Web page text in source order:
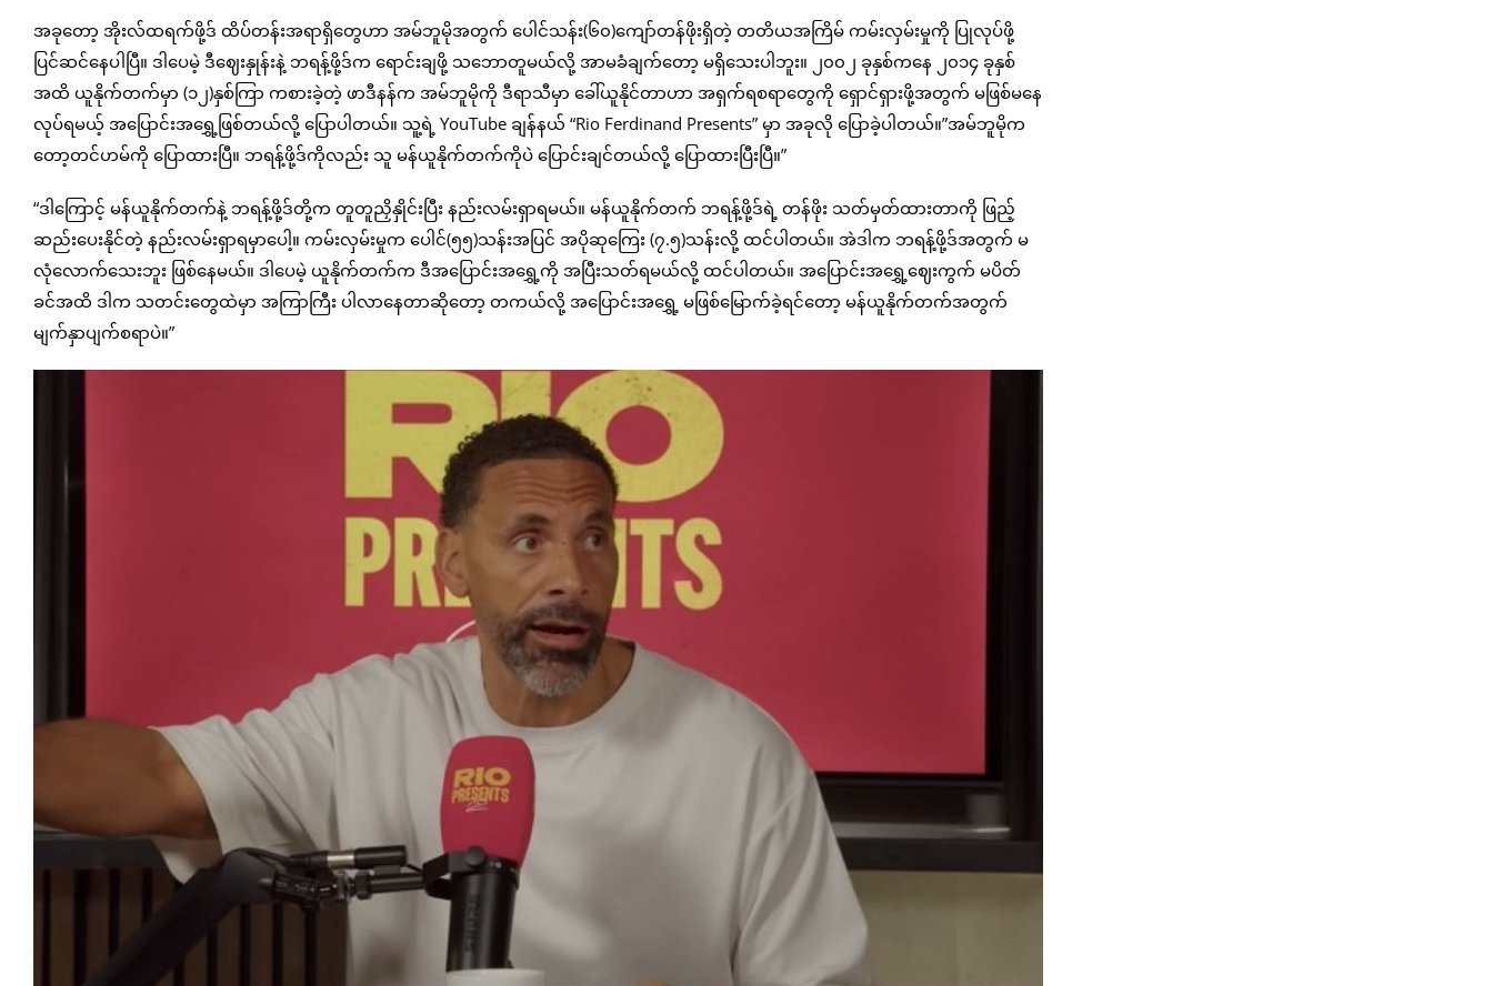
အခုတော့ အိုးလ်ထရက်ဖို့ဒ် ထိပ်တန်းအရာရှိတွေဟာ အမ်ဘူမိုအတွက် ပေါင်သန်း(၆၀)ကျော်တန်ဖိုးရှိတဲ့ တတိယအကြိမ် ကမ်းလှမ်းမှုကို ပြုလုပ်ဖို့
ပြင်ဆင်နေပါပြီ။ ဒါပေမဲ့ ဒီဈေးနှုန်းနဲ့ ဘရန့်ဖို့ဒ်က ရောင်းချဖို့ သဘောတူမယ်လို့ အာမခံချက်တော့ မရှိသေးပါဘူး။ ၂၀၀၂ ခုနှစ်ကနေ ၂၀၁၄ ခုနှစ်
အထိ ယူနိုက်တက်မှာ (၁၂)နှစ်ကြာ ကစားခဲ့တဲ့ ဖာဒီနန်က အမ်ဘူမိုကို ဒီရာသီမှာ ခေါ်ယူနိုင်တာဟာ အရှက်ရစရာတွေကို ရှောင်ရှားဖို့အတွက် မဖြစ်မနေ
လုပ်ရမယ့် အပြောင်းအရွှေ့ဖြစ်တယ်လို့ ပြောပါတယ်။ သူ့ရဲ့ YouTube ချန်နယ် “Rio Ferdinand Presents” မှာ အခုလို ပြောခဲ့ပါတယ်။”အမ်ဘူမိုက
တော့တင်ဟမ်ကို ပြောထားပြီ။ ဘရန့်ဖို့ဒ်ကိုလည်း သူ မန်ယူနိုက်တက်ကိုပဲ ပြောင်းချင်တယ်လို့ ပြောထားပြီးပြီ။”
“ဒါကြောင့် မန်ယူနိုက်တက်နဲ့ ဘရန့်ဖို့ဒ်တို့က တူတူညှိနှိုင်းပြီး နည်းလမ်းရှာရမယ်။ မန်ယူနိုက်တက် ဘရန့်ဖို့ဒ်ရဲ့ တန်ဖိုး သတ်မှတ်ထားတာကို ဖြည့်
ဆည်းပေးနိုင်တဲ့ နည်းလမ်းရှာရမှာပေါ့။ ကမ်းလှမ်းမှုက ပေါင်(၅၅)သန်းအပြင် အပိုဆုကြေး (၇.၅)သန်းလို့ ထင်ပါတယ်။ အဲဒါက ဘရန့်ဖို့ဒ်အတွက် မ
လုံလောက်သေးဘူး ဖြစ်နေမယ်။ ဒါပေမဲ့ ယူနိုက်တက်က ဒီအပြောင်းအရွှေ့ကို အပြီးသတ်ရမယ်လို့ ထင်ပါတယ်။ အပြောင်းအရွှေ့ဈေးကွက် မပိတ်
ခင်အထိ ဒါက သတင်းတွေထဲမှာ အကြာကြီး ပါလာနေတာဆိုတော့ တကယ်လို့ အပြောင်းအရွှေ့ မဖြစ်မြောက်ခဲ့ရင်တော့ မန်ယူနိုက်တက်အတွက်
မျက်နှာပျက်စရာပဲ။”